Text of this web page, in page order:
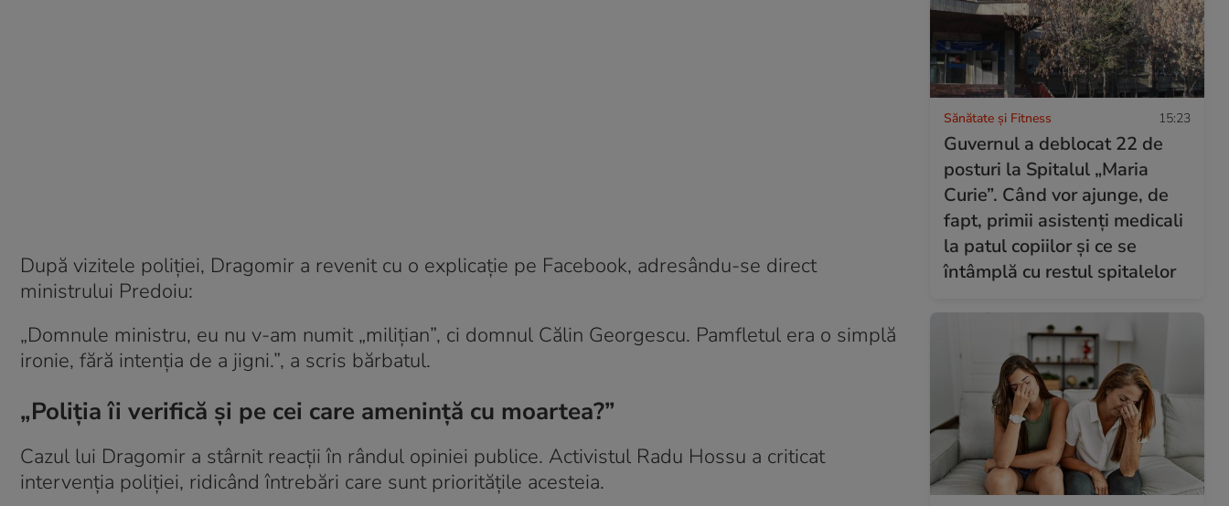
După vizitele poliției, Dragomir a revenit cu o explicație pe Facebook, adresându-se direct
ministrului Predoiu:
„Domnule ministru, eu nu v-am numit „milițian”, ci domnul Călin Georgescu. Pamfletul era o simplă
ironie, fără intenția de a jigni.”, a scris bărbatul.
„Poliția îi verifică și pe cei care amenință cu moartea?”
Cazul lui Dragomir a stârnit reacții în rândul opiniei publice. Activistul Radu Hossu a criticat
intervenția poliției, ridicând întrebări care sunt prioritățile acesteia.
Sănătate și Fitness 15:23
Guvernul a deblocat 22 de
posturi la Spitalul „Maria
Curie”. Când vor ajunge, de
fapt, primii asistenți medicali
la patul copiilor și ce se
întâmplă cu restul spitalelor